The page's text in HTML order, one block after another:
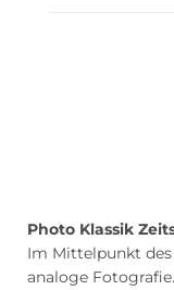
Photo Klassik
Im Mittelpunkt
analoge